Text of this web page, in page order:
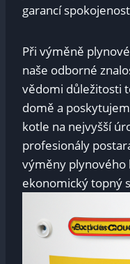
garancí
Při výměně
naše odborné
vědomi důležitosti
domě a
kotle na nejvyšší
profesionály
výměny plynového
ekonomický topný